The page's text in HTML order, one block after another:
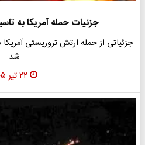
جزئیات حمله آمریکا به
جزئیاتی از حمله ارتش تروریستی
شد
۲۲ تیر ۱۴۰۵